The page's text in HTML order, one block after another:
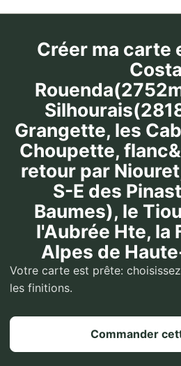
Créer ma carte
Costa
Grangette, les
Choupette,
retour par
S-E des
Baumes), le
l'Aubrée Hte, la
Alpes de
Votre carte est prête:
les finitions.
Commander